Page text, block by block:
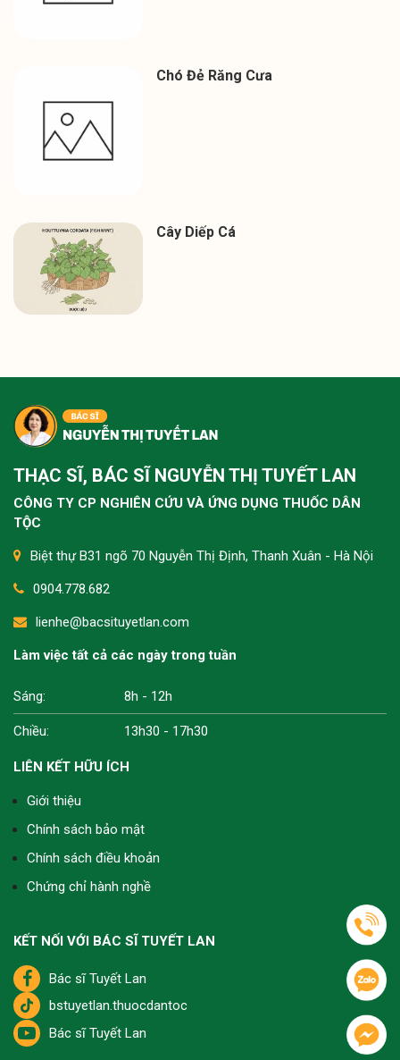
Chó Đẻ Răng Cưa
Cây Diếp Cá
THẠC SĨ, BÁC SĨ NGUYỄN THỊ TUYẾT LAN
CÔNG TY CP NGHIÊN CỨU VÀ ỨNG DỤNG THUỐC DÂN
TỘC
Biệt thự B31 ngõ 70 Nguyễn Thị Định, Thanh Xuân - Hà Nội
0904.778.682
lienhe@bacsituyetlan.com
Làm việc tất cả các ngày trong tuần
Sáng: 8h - 12h
Chiều: 13h30 - 17h30
LIÊN KẾT HỮU ÍCH
Giới thiệu
Chính sách bảo mật
Chính sách điều khoản
Chứng chỉ hành nghề
KẾT NỐI VỚI BÁC SĨ TUYẾT LAN
Bác sĩ Tuyết Lan
bstuyetlan.thuocdantoc
Bác sĩ Tuyết Lan